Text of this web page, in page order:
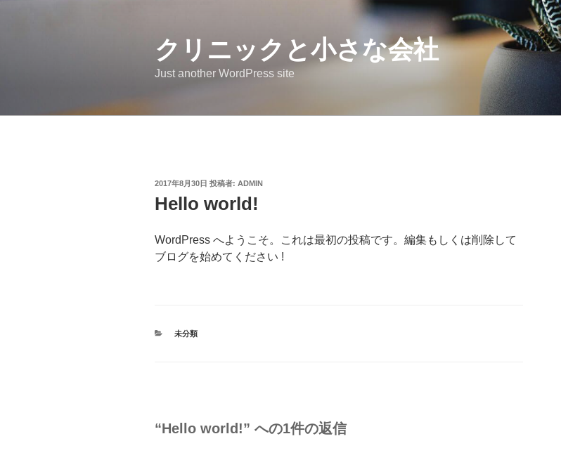
クリニックと小さな会社
Just another WordPress site
投
日:
2017年8月30日 投稿者: ADMIN
Hello world!
WordPress へようこそ。これは最初の投稿です。編集もしくは削除して
ブログを始めてください !
カ
未分類
“Hello world!” への1件の返信